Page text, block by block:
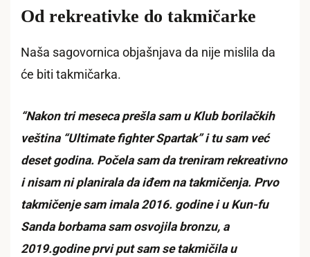
Od rekreativke do takmičarke
Naša sagovornica objašnjava da nije mislila da
će biti takmičarka.
“Nakon tri meseca prešla sam u Klub borilačkih
veština “Ultimate fighter Spartak” i tu sam već
deset godina. Počela sam da treniram rekreativno
i nisam ni planirala da iđem na takmičenja. Prvo
takmičenje sam imala 2016. godine i u Kun-fu
Sanda borbama sam osvojila bronzu, a
2019.godine prvi put sam se takmičila u